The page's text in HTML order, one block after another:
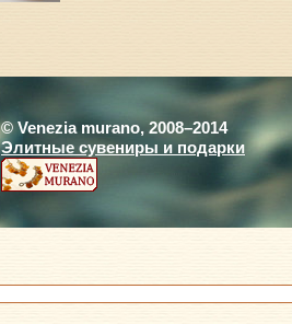
© Venezia murano, 2008–2014
Элитные сувениры и подарки